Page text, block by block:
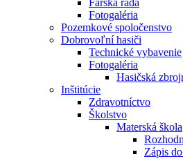
Farská rada
Fotogaléria
Pozemkové spoločenstvo
Dobrovoľní hasiči
Technické vybavenie
Fotogaléria
Hasičská
Inštitúcie
Zdravotníctvo
Školstvo
Materská škola
Zápis